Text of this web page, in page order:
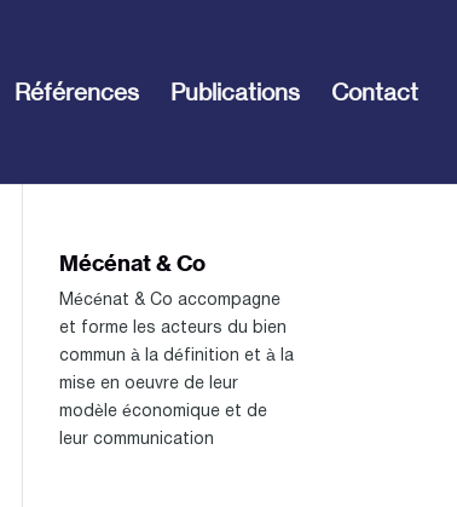
Références Publications Contact
Mécénat & Co
Mécénat & Co accompagne
et forme les acteurs du bien
commun à la définition et à la
mise en oeuvre de leur
modèle économique et de
leur communication